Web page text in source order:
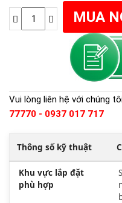
Vui lòng liên hệ với chúng
77770 - 0937 017 717
Thông số kỹ thuật
Khu vực lắp đặt
phù hợp